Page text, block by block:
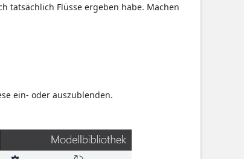
tatsächlich Flüsse ergeben habe. Machen
ein- oder auszublenden.